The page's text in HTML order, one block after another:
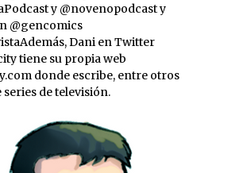
y @novenopodcast y
@gencomics
Dani en Twitter
tiene su propia web
donde escribe, entre otros
series de televisión.